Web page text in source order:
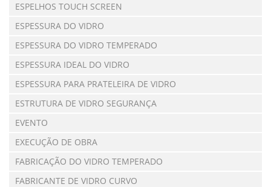
ESPELHOS TOUCH SCREEN
ESPESSURA DO VIDRO
ESPESSURA DO VIDRO TEMPERADO
ESPESSURA IDEAL DO VIDRO
ESPESSURA PARA PRATELEIRA DE VIDRO
ESTRUTURA DE VIDRO SEGURANÇA
EVENTO
EXECUÇÃO DE OBRA
FABRICAÇÃO DO VIDRO TEMPERADO
FABRICANTE DE VIDRO CURVO